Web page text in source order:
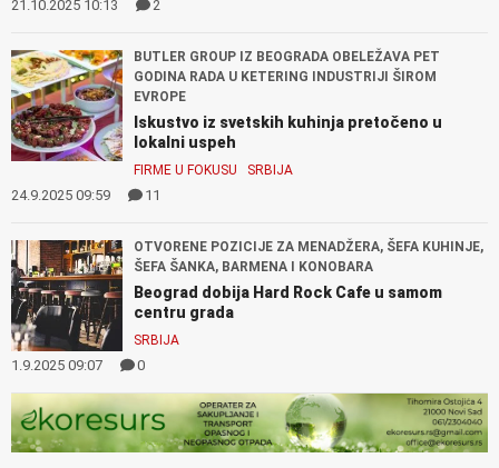
21.10.2025 10:13 2
BUTLER GROUP IZ BEOGRADA OBELEŽAVA PET
GODINA RADA U KETERING INDUSTRIJI ŠIROM
EVROPE
Iskustvo iz svetskih kuhinja pretočeno u
lokalni uspeh
FIRME U FOKUSU SRBIJA
24.9.2025 09:59 11
OTVORENE POZICIJE ZA MENADŽERA, ŠEFA KUHINJE,
ŠEFA ŠANKA, BARMENA I KONOBARA
Beograd dobija Hard Rock Cafe u samom
centru grada
SRBIJA
1.9.2025 09:07 0